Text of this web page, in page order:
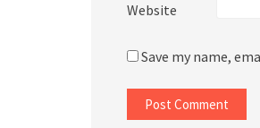
Website
Save my name,